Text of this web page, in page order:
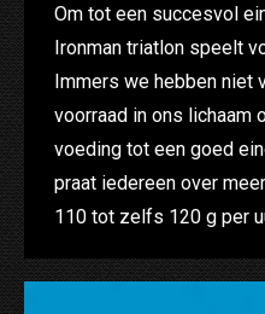
Om tot een succesvol
Ironman triatlon speelt
Immers we hebben niet
voorraad in ons lichaam
voeding tot een goed
praat iedereen over
110 tot zelfs 120 g per